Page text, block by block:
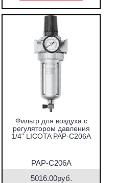
Фильтр для воздуха с
регулятором давления
1/4" LICOTA PAP-C206A
PAP-C206A
5016.00руб.